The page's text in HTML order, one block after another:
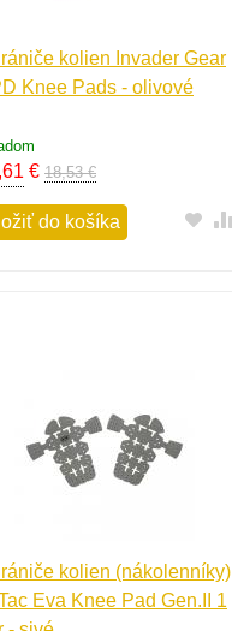
kolien Invader Gear
Knee Pads - olivové
€ 18,53 €
do košíka
kolien (nákolenníky)
Eva Knee Pad Gen.II 1